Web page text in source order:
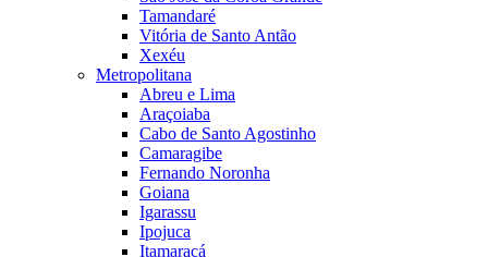
Tamandaré
Vitória de Santo Antão
Xexéu
Metropolitana
Abreu e Lima
Araçoiaba
Cabo de Santo Agostinho
Camaragibe
Fernando Noronha
Goiana
Igarassu
Ipojuca
Itamaracá